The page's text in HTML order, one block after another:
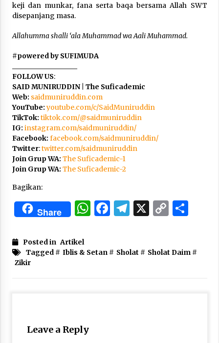
keji dan munkar, fana serta baqa bersama Allah SWT
disepanjang masa.
Allahumma shalli ‘ala Muhammad wa Aali Muhammad.
#powered by SUFIMUDA
FOLLOW US:
SAID MUNIRUDDIN | The Suficademic
Web: saidmuniruddin.com
YouTube:youtube.com/c/SaidMuniruddin
TikTok: tiktok.com/@saidmuniruddin
IG: instagram.com/saidmuniruddin/
Facebook: facebook.com/saidmuniruddin/
Twitter:twitter.com/saidmuniruddin
Join Grup WA: The Suficademic-1
Join Grup WA: The Suficademic-2
Bagikan:
Share WhatsApp
Facebook
Telegram
X Copy
Posted in Artikel
Tagged # Iblis & Setan # Sholat # Sholat Daim #
Zikir
Leave a Reply